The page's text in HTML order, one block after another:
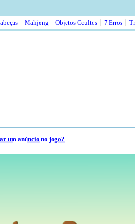
Mahjong Objetos Ocultos 7 Erros
um anúncio no jogo?